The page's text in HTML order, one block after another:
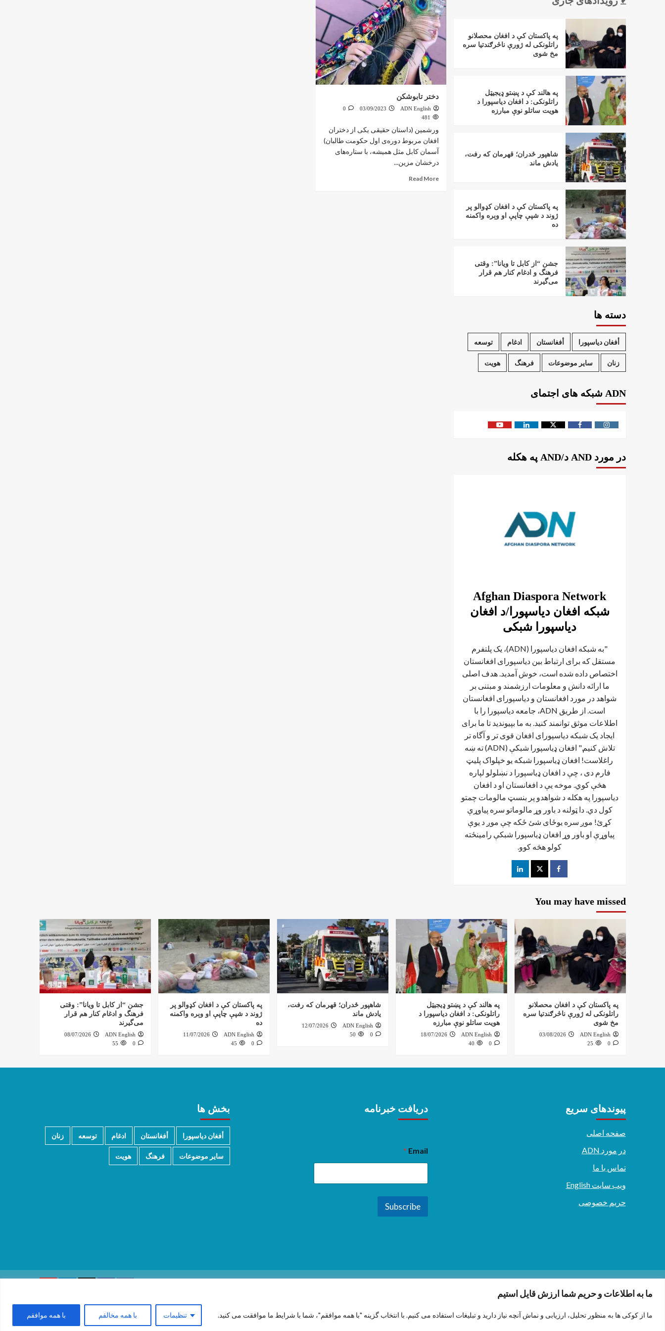
ما به اطلاعات و حریم شما ارزش قایل استیم
ما از کوکی ها به منظور تحلیل، ارزیابی و نماش آنچه نیاز دارید و تبلیغات استفاده می کنیم. با انتخاب گزینه "با همه موافقم"، شما با شرایط ما موافقت می کنید. تنظیمات با همه مخالفم با همه موافقم
دختر تابوشکن
ADN English
03/09/2023
0
481
ورشمین (داستان حقیقی یکی از دختران
افغان مربوط دوره‌ی اول حکومت طالبان)
آسمان کابل مثل همیشه، با ستاره‌های
درخشان مزین...
Read More
په پاکستان کې د افغان محصلانو
راتلونکی له ژورې ناڅرګندتیا سره
مخ شوی
په هالند کې د پښتو ډیجیټل
راتلونکی: د افغان دیاسپورا د
هویت ساتلو نوې مبارزه
شاهپور ځدران؛ قهرمان که رفت،
یادش ماند
په پاکستان کې د افغان کډوالو پر
ژوند د شپې چاپې او وېره واکمنه
ده
جشن “از کابل تا ویانا”: وقتی
فرهنگ و ادغام کنار هم قرار
می‌گیرند
دسته ها
أفغان دیاسپورا أفغانستان ادغام توسعه
زنان سایر موضوعات فرهنگ هویت
ADN شبکه های اجتمای
در مورد AND د/AND په هکله
Afghan Diaspora Network
شبکه افغان دیاسپورا/د افغان
دیاسپورا شبکی
"به شبکه افغان دیاسپورا (ADN)، یک پلتفرم
مستقل که برای ارتباط بین دیاسپورای افغانستان
اختصاص داده شده است، خوش آمدید. هدف اصلی
ما ارائه دانش و معلومات ارزشمند و مبتنی بر
شواهد در مورد افغانستان و دیاسپورای افغانستان
است. از طریق ADN، جامعه دیاسپورا را با
اطلاعات موثق توانمند کنید. به ما بپیوندید تا ما برای
ایجاد یک شبکه دیاسپورای افغان قوی تر و آگاه تر
تلاش کنیم." افغان ډیاسپورا شبکې (ADN) ته ښه
راغلاست! افغان ډياسپورا شبکه یو خپلواک پلیټ
فارم دی ، چې د افغان ډیاسپورا د نښلولو لپاره
هڅې کوي. موخه يې د افغانستان او د افغان
دیاسپورا په هکله د شواهدو پر بنسټ مالومات چمتو
کول دي. دا ټولنه د باور وړ مالوماتو سره پیاوړې
کړئ! موږ سره یوځای شئ ځکه چې موږ د یوې
پیاوړې او باور وړ افغان ډیاسپورا شبکې رامینځته
کولو هڅه کوو.
You may have missed
په پاکستان کې د افغان محصلانو
راتلونکی له ژورې ناڅرګندتیا سره
مخ شوی
ADN English
03/08/2026
0
25
په هالند کې د پښتو ډیجیټل
راتلونکی: د افغان دیاسپورا د
هویت ساتلو نوې مبارزه
ADN English
18/07/2026
0
40
شاهپور ځدران؛ قهرمان که رفت،
یادش ماند
ADN English
12/07/2026
0
50
په پاکستان کې د افغان کډوالو پر
ژوند د شپې چاپې او وېره واکمنه
ده
ADN English
11/07/2026
0
45
جشن “از کابل تا ویانا”: وقتی
فرهنگ و ادغام کنار هم قرار
می‌گیرند
ADN English
08/07/2026
0
55
پیوندهای سریع
صفحه اصلی
در مورد ADN
تماس با ما
ویب سایت English
حریم خصوصی
دریافت خبرنامه
Email
*
Subscribe
بخش ها
أفغان دیاسپورا أفغانستان ادغام توسعه زنان
سایر موضوعات فرهنگ هویت
Copyright © 2026 All rights reserved.| CoverNewsby AF themes.